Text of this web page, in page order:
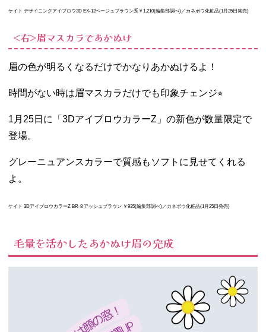
ケイト デザイニングアイブロウ3D EX-12ベージュブラウン系￥1,210(編集部調べ)／カネボウ化粧品(1月25日発売)
<右>眉マスカラであかぬけ
眉の色が明るくなるだけでかなりあかぬけるよ！
時間がない時は眉マスカラだけでも印象チェンジ⭐︎
1月25日に「3DアイブロウカラーZ」の新色が数量限定で
登場。
グレーニュアンスカラーで質感もソフトに見せてくれる
よ。
ケイト 3DアイブロウカラーZ BR-8 アッシュブラウン ￥935(編集部調べ) ／カネボウ化粧品(1月25日発売)
毛量を活かしたあかぬけ眉の完成